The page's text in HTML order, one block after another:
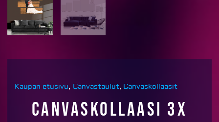
Kaupan etusivu, Canvastaulut, Canvaskollaasit
Canvaskollaasi 3x